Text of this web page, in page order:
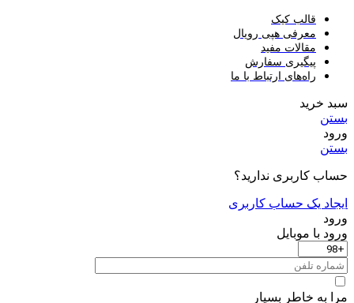
قالب کیک
معرفی هپی رویال
مقالات مفید
پیگیری سفارش
راه‌های ارتباط با ما
سبد خرید
بستن
ورود
بستن
حساب کاربری ندارید؟
ایجاد یک حساب کاربری
ورود
ورود با موبایل
مرا به خاطر بسپار